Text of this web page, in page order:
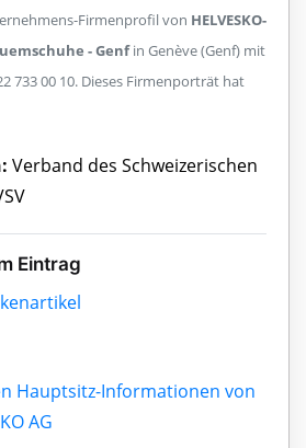
Firmenprofil von HELVESKO-
- Genfin Genève (Genf) mit
733 00 10. Dieses Firmenporträt hat
Verband des Schweizerischen
Eintrag
Hauptsitz-Informationen von
AG